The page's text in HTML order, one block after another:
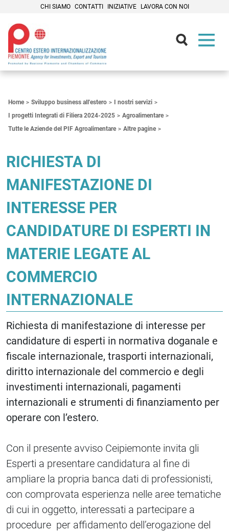
CHI SIAMO CONTATTI INIZIATIVE LAVORA CON NOI
Home Sviluppo business all'estero
I nostri servizi
I progetti Integrati di Filiera 2024-2025
Agroalimentare
Tutte le Aziende del PIF Agroalimentare
Altre pagine
RICHIESTA DI
MANIFESTAZIONE DI
INTERESSE PER
CANDIDATURE DI ESPERTI IN
MATERIE LEGATE AL
COMMERCIO
INTERNAZIONALE
Richiesta di manifestazione di interesse per
candidature di esperti in normativa doganale e
fiscale internazionale, trasporti internazionali,
diritto internazionale del commercio e degli
investimenti internazionali, pagamenti
internazionali e strumenti di finanziamento per
operare con l’estero.
Con il presente avviso Ceipiemonte invita gli
Esperti a presentare candidatura al fine di
ampliare la propria banca dati di professionisti,
con comprovata esperienza nelle aree tematiche
di cui in oggetto, interessati a partecipare a
procedure per affidamento dell’erogazione del